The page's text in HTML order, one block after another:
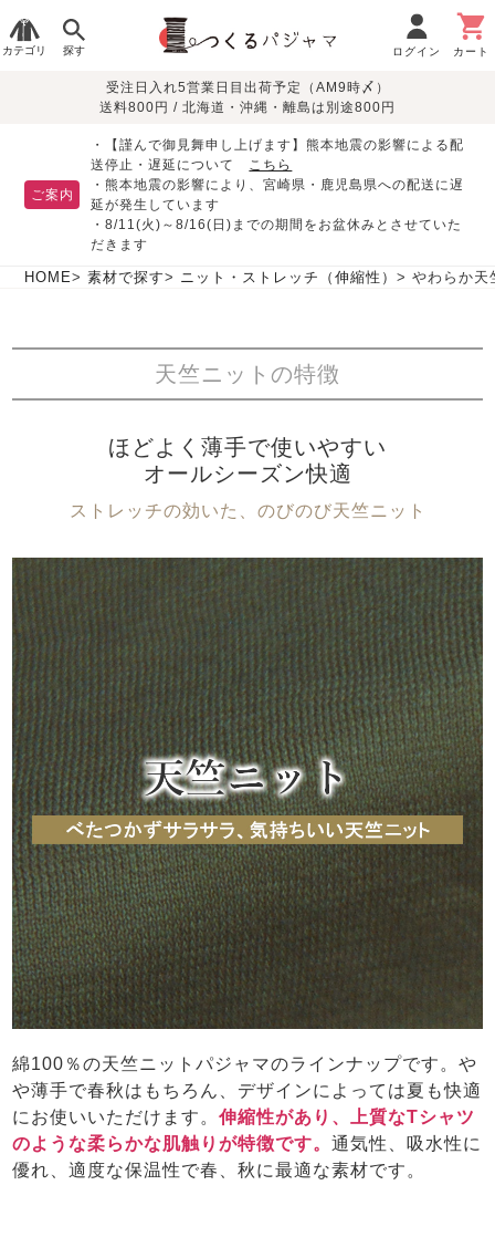
カテゴリ 探す ログイン カート
レディースパジャマ
夏 秋
メンズパジャマ
春 夏 秋 冬
ガールズパジャマ
春 夏 秋 冬
ボーイズパジャマ
生地で
さがす
オーガニック素材 ガーゼ サテン織り
サッカー/ちぢみ 楊
柳
ニット/ストレッチ 起毛/フランネル
柄物
- Item Ranking -
- New Arrival -
すべての生地一覧はこちら
目的別で
さがす
敏感肌用
パジャマ
入院・介護
胸が目立たない
マタニティ
ペアで
眠れる作務衣特集
体型別におすすめパジ
ャマ
年齢別におすすめパジ
ャマ
ルームウェア
インナーウェア 生活雑貨 カタログギフト
売れ筋ランキング
- Item Ranking -
新着商品
- New Arrival -
目的別でさがす一覧はこちら
デザインで
さがす
作務衣 胸がすけない
羽織・バスロ
ーブ
ズボン単品
すべてのメン
ズ
パジャマ
長袖 半袖 七分袖
前開き かぶり スリーパー
作務衣
羽織・バスロ
ーブ
上着単品
夏パジャマ特集 つくるパジャマとは
お支払い・送料・配送
返品・交換について よくあるご質問
会社概要 お買い物ガイド 安心の日本製
SDGsの取り組み
受注日入れ5営業日目出荷予定（AM9時〆）
送料800円 / 北海道・沖縄・離島は別途800円
ご案内
・【謹んで御見舞申し上げます】熊本地震の影響による配
送停止・遅延について こちら
・熊本地震の影響により、宮崎県・鹿児島県への配送に遅
延が発生しています
・8/11(火)～8/16(日)までの期間をお盆休みとさせていた
だきます
HOME 素材で探す ニット・ストレッチ（伸縮性） やわらか天
天竺ニットの特徴
ほどよく薄手で使いやすい
オールシーズン快適
ストレッチの効いた、のびのび天竺ニット
綿100％の天竺ニットパジャマのラインナップです。や
や薄手で春秋はもちろん、デザインによっては夏も快適
にお使いいただけます。伸縮性があり、上質なTシャツ
のような柔らかな肌触りが特徴です。通気性、吸水性に
優れ、適度な保温性で春、秋に最適な素材です。